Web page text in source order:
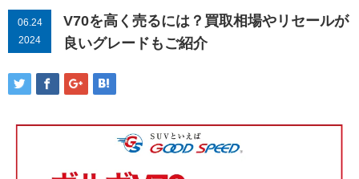
06.24
2024
V70を高く売るには？買取相場やリセールが
良いグレードもご紹介